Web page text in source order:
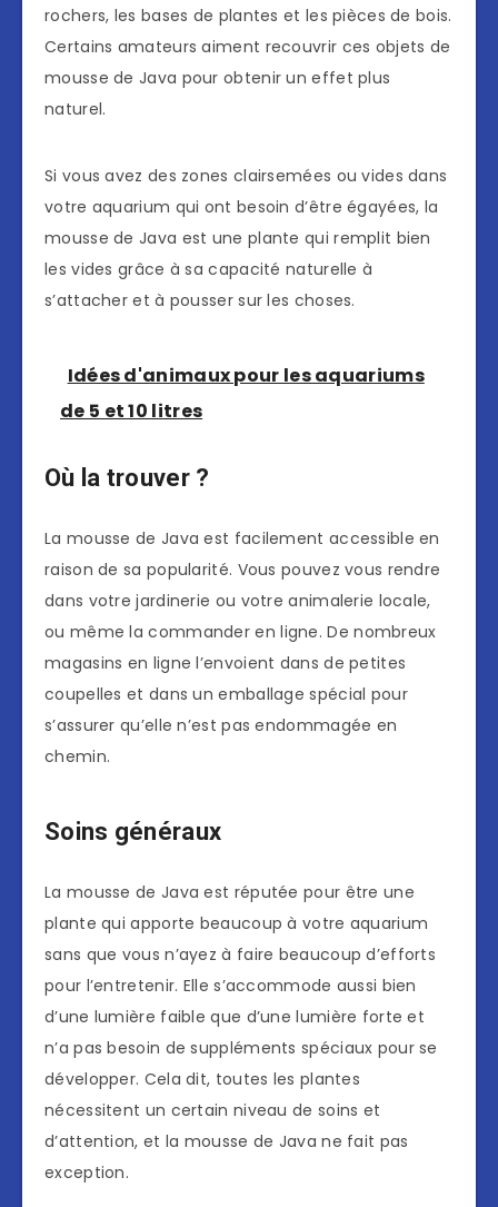
rochers, les bases de plantes et les pièces de bois.
Certains amateurs aiment recouvrir ces objets de
mousse de Java pour obtenir un effet plus
naturel.
Si vous avez des zones clairsemées ou vides dans
votre aquarium qui ont besoin d’être égayées, la
mousse de Java est une plante qui remplit bien
les vides grâce à sa capacité naturelle à
s’attacher et à pousser sur les choses.
Idées d'animaux pour les aquariums
de 5 et 10 litres
Où la trouver ?
La mousse de Java est facilement accessible en
raison de sa popularité. Vous pouvez vous rendre
dans votre jardinerie ou votre animalerie locale,
ou même la commander en ligne. De nombreux
magasins en ligne l’envoient dans de petites
coupelles et dans un emballage spécial pour
s’assurer qu’elle n’est pas endommagée en
chemin.
Soins généraux
La mousse de Java est réputée pour être une
plante qui apporte beaucoup à votre aquarium
sans que vous n’ayez à faire beaucoup d’efforts
pour l’entretenir. Elle s’accommode aussi bien
d’une lumière faible que d’une lumière forte et
n’a pas besoin de suppléments spéciaux pour se
développer. Cela dit, toutes les plantes
nécessitent un certain niveau de soins et
d’attention, et la mousse de Java ne fait pas
exception.